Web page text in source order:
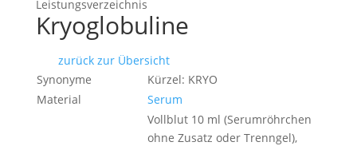
Leistungsverzeichnis
Kryoglobuline
zurück zur Übersicht
Synonyme
Kürzel: KRYO
Material
Serum
Vollblut 10 ml (Serumröhrchen
ohne Zusatz oder Trenngel),